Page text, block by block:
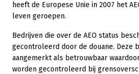
heeft de Europese Unie in 2007 het
leven geroepen.
Bedrijven die over de AEO status
gecontroleerd door de douane. Deze
aangemerkt als betrouwbaar
worden gecontroleerd bij